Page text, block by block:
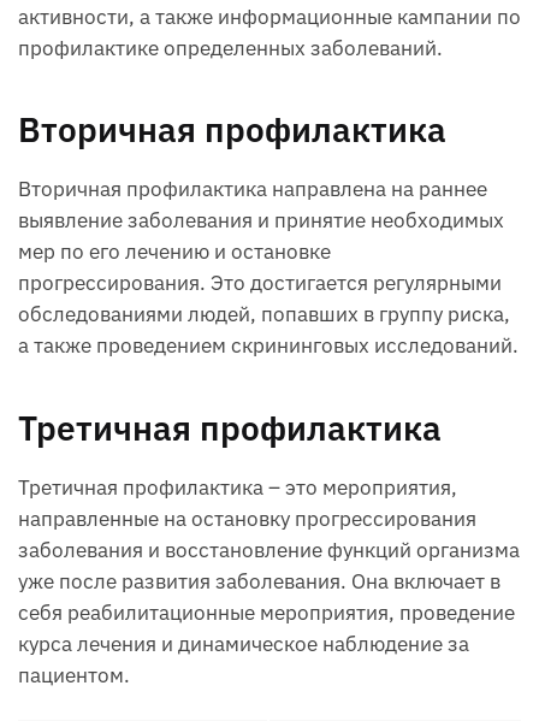
активности, а также информационные кампании по
профилактике определенных заболеваний.
Вторичная профилактика
Вторичная профилактика направлена на раннее
выявление заболевания и принятие необходимых
мер по его лечению и остановке
прогрессирования. Это достигается регулярными
обследованиями людей, попавших в группу риска,
а также проведением скрининговых исследований.
Третичная профилактика
Третичная профилактика – это мероприятия,
направленные на остановку прогрессирования
заболевания и восстановление функций организма
уже после развития заболевания. Она включает в
себя реабилитационные мероприятия, проведение
курса лечения и динамическое наблюдение за
пациентом.